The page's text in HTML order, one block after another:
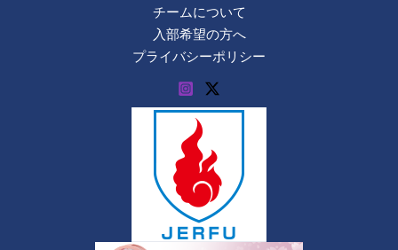
チームについて
入部希望の方へ
プライバシーポリシー